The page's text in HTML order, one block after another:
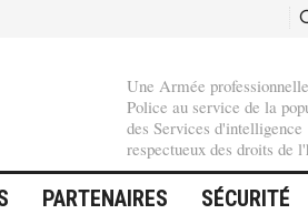
Une Armée
Police au service de la
des Services d'intelligence
respectueux des droits de
PARTENAIRES SÉCURITÉ